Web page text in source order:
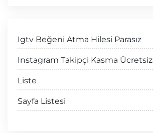
Igtv Beğeni Atma Hilesi Parasız
Instagram Takipçi Kasma Ücretsiz
Liste
Sayfa Listesi